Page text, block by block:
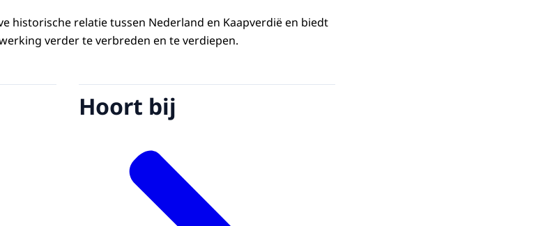
historische relatie tussen Nederland en Kaapverdië en biedt
verder te verbreden en te verdiepen.
Hoort bij